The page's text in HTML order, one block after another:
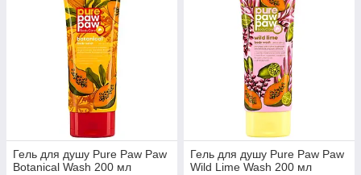
Гель для душу Pure Paw Paw
Botanical Wash 200 мл
Гель для душу Pure Paw Paw
Wild Lime Wash 200 мл